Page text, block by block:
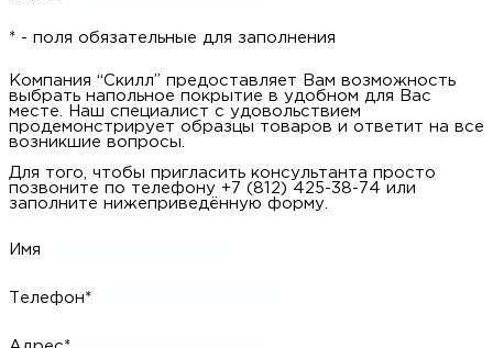
запросить данный образец на дом. Наш специалист с
удовольствием продемонстрирует образцец товара и ответит
на все возникшие вопросы.
Для того, чтобы запросить образец просто позвоните по
телефону +7 (812) 425-38-74 или заполните нижеприведённую